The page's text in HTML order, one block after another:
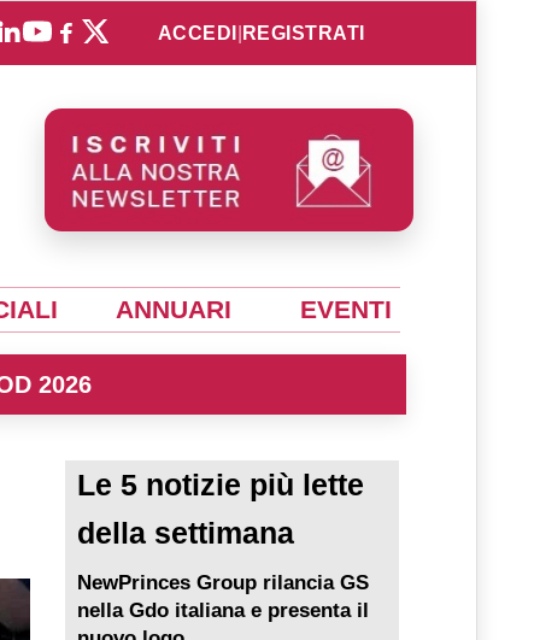
ACCEDI REGISTRATI
ANNUARI EVENTI
2026
Le 5 notizie più lette
della settimana
NewPrinces Group rilancia GS
nella Gdo italiana e presenta il